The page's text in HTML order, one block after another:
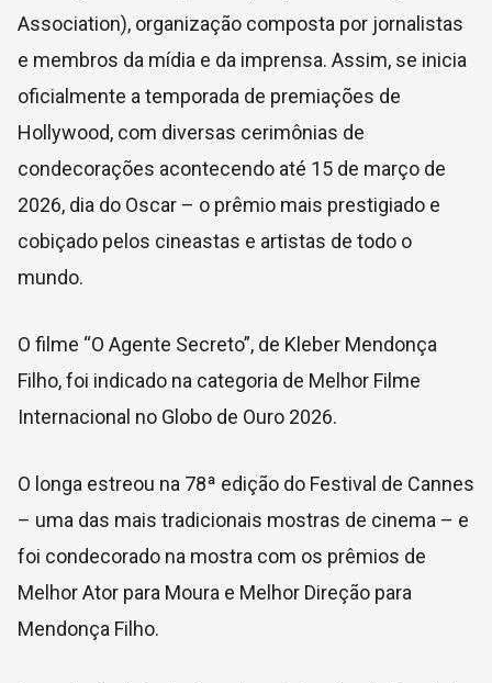
Association), organização composta por jornalistas
e membros da mídia e da imprensa. Assim, se inicia
oficialmente a temporada de premiações de
Hollywood, com diversas cerimônias de
condecorações acontecendo até 15 de março de
2026, dia do Oscar – o prêmio mais prestigiado e
cobiçado pelos cineastas e artistas de todo o
mundo.
O filme “O Agente Secreto”, de Kleber Mendonça
Filho, foi indicado na categoria de Melhor Filme
Internacional no Globo de Ouro 2026.
O longa estreou na 78ª edição do Festival de Cannes
– uma das mais tradicionais mostras de cinema – e
foi condecorado na mostra com os prêmios de
Melhor Ator para Moura e Melhor Direção para
Mendonça Filho.